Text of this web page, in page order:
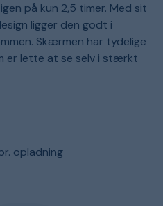
på kun 2,5 timer. Med sit
ligger den godt i
Skærmen har tydelige
er lette at se selv i stærkt
opladning